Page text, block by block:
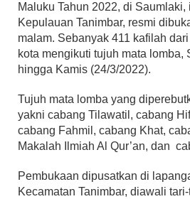
Maluku Tahun 2022, di
Kepulauan Tanimbar, resmi
malam. Sebanyak 411 kafilah
kota mengikuti tujuh mata lomba,
hingga Kamis (24/3/2022).
Tujuh mata lomba yang
yakni cabang Tilawatil, cabang
cabang Fahmil, cabang Khat,
Makalah Ilmiah Al Qur’an, dan
Pembukaan dipusatkan di
Kecamatan Tanimbar, diawali